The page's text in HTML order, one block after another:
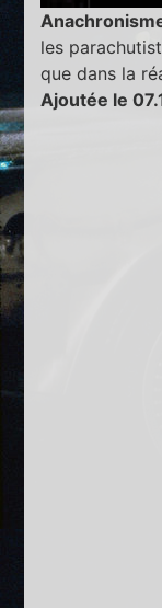
les
que dans la
Ajoutée le